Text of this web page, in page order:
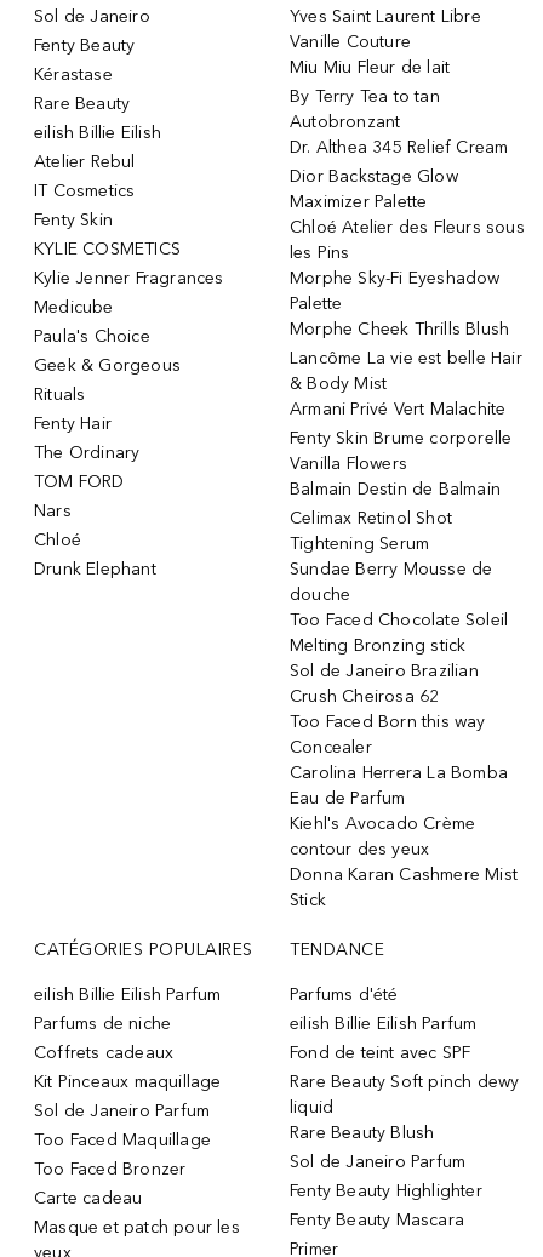
Sol de Janeiro
Fenty Beauty
Kérastase
Rare Beauty
eilish Billie Eilish
Atelier Rebul
IT Cosmetics
Fenty Skin
KYLIE COSMETICS
Kylie Jenner Fragrances
Medicube
Paula's Choice
Geek & Gorgeous
Rituals
Fenty Hair
The Ordinary
TOM FORD
Nars
Chloé
Drunk Elephant
Yves Saint Laurent Libre
Vanille Couture
Miu Miu Fleur de lait
By Terry Tea to tan
Autobronzant
Dr. Althea 345 Relief Cream
Dior Backstage Glow
Maximizer Palette
Chloé Atelier des Fleurs sous
les Pins
Morphe Sky-Fi Eyeshadow
Palette
Morphe Cheek Thrills Blush
Lancôme La vie est belle Hair
& Body Mist
Armani Privé Vert Malachite
Fenty Skin Brume corporelle
Vanilla Flowers
Balmain Destin de Balmain
Celimax Retinol Shot
Tightening Serum
Sundae Berry Mousse de
douche
Too Faced Chocolate Soleil
Melting Bronzing stick
Sol de Janeiro Brazilian
Crush Cheirosa 62
Too Faced Born this way
Concealer
Carolina Herrera La Bomba
Eau de Parfum
Kiehl's Avocado Crème
contour des yeux
Donna Karan Cashmere Mist
Stick
CATÉGORIES POPULAIRES
eilish Billie Eilish Parfum
Parfums de niche
Coffrets cadeaux
Kit Pinceaux maquillage
Sol de Janeiro Parfum
Too Faced Maquillage
Too Faced Bronzer
Carte cadeau
Masque et patch pour les
yeux
TENDANCE
Parfums d'été
eilish Billie Eilish Parfum
Fond de teint avec SPF
Rare Beauty Soft pinch dewy
liquid
Rare Beauty Blush
Sol de Janeiro Parfum
Fenty Beauty Highlighter
Fenty Beauty Mascara
Primer